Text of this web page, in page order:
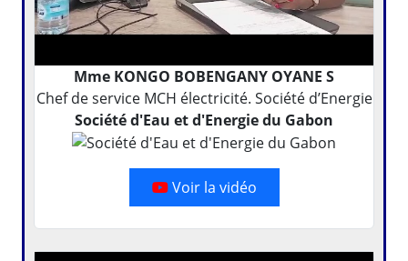
Mme KONGO BOBENGANY OYANE S
Chef de service MCH électricité. Société d’Energie
Société d'Eau et d'Energie du Gabon
Voir la vidéo